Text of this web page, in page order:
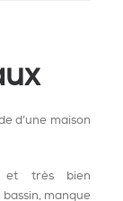
d’une maison
et très bien
manque